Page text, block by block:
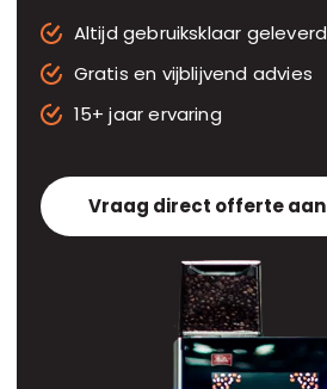
Altijd gebruiksklaar geleverd
Gratis en vijblijvend advies
15+ jaar ervaring
Vraag direct offerte aan